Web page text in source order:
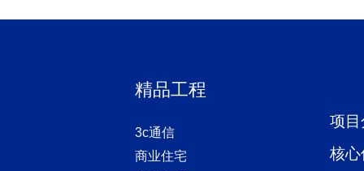
精品工程
3c通信
商业住宅
项
核